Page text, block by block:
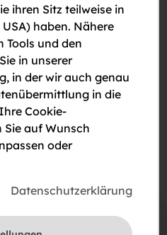
Datenschutz
ihren Sitz teilweise in
haben. Nähere
und den
in unserer
in der wir auch genau
in die
Cookie-
Sie auf Wunsch
oder
Datenschutzerklärung